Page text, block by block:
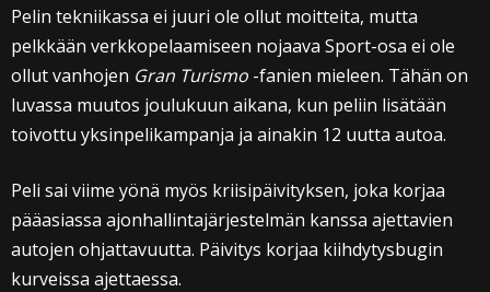
Pelin tekniikassa ei juuri ole ollut moitteita, mutta
pelkkään verkkopelaamiseen nojaava Sport-osa ei ole
ollut vanhojen Gran Turismo -fanien mieleen. Tähän on
luvassa muutos joulukuun aikana, kun peliin lisätään
toivottu yksinpelikampanja ja ainakin 12 uutta autoa.
Peli sai viime yönä myös kriisipäivityksen, joka korjaa
pääasiassa ajonhallintajärjestelmän kanssa ajettavien
autojen ohjattavuutta. Päivitys korjaa kiihdytysbugin
kurveissa ajettaessa.